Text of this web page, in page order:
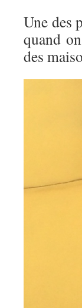
Une des
quand
des